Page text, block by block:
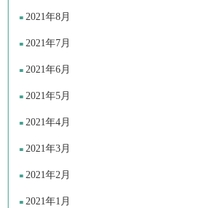
2021年8月
2021年7月
2021年6月
2021年5月
2021年4月
2021年3月
2021年2月
2021年1月